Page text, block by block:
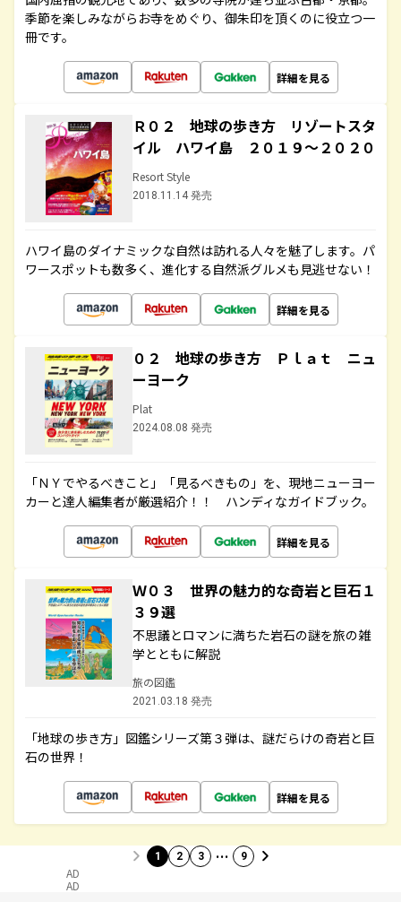
季節を楽しみながらお寺をめぐり、御朱印を頂くのに役立つ一
冊です。
詳細を見る
Ｒ０２ 地球の歩き方 リゾートスタ
イル ハワイ島 ２０１９～２０２０
Resort Style
2018.11.14 発売
ハワイ島のダイナミックな自然は訪れる人々を魅了します。パ
ワースポットも数多く、進化する自然派グルメも見逃せない！
詳細を見る
０２ 地球の歩き方 Ｐｌａｔ ニュ
ーヨーク
Plat
2024.08.08 発売
「ＮＹでやるべきこと」「見るべきもの」を、現地ニューヨー
カーと達人編集者が厳選紹介！！ ハンディなガイドブック。
詳細を見る
Ｗ０３ 世界の魅力的な奇岩と巨石１
３９選
不思議とロマンに満ちた岩石の謎を旅の雑
学とともに解説
旅の図鑑
2021.03.18 発売
「地球の歩き方」図鑑シリーズ第３弾は、謎だらけの奇岩と巨
石の世界！
詳細を見る
1 2 3 … 9
AD
AD